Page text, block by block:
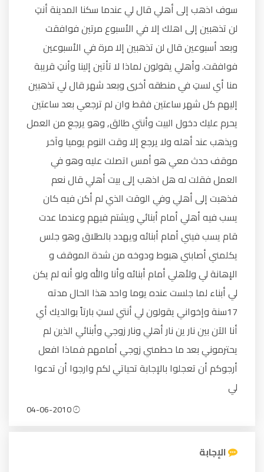
سوف اذهب إلى أهلي قال لي عندما سكنا المدينة أنتِ
لن تذهبين إلى اهلك إلا في الأسبوع مرتين فوافقت
وبعد أسبوعين قال لن تذهبين إلا مرة في الأسبوعين
فوافقت. وأهلي يقولون لماذا لا تأتين إلينا وأنتِ قريبة
منا أي لستِ في منطقه أخرى وبعد شهر قال لي تذهبين
إليهم كل شهر ساعتين فقط وان لم ترجعي بعد ساعتين
يحرم عليك دخول البيت وأنتي طالق, وهو يرجع من العمل
ويذهب عند أهله ولا يرجع إلا وقت النوم يوميا وآخر
موقف حدث معي هو أمس اتصلت عليه وهو في
العمل فقلت له هل اذهب إلى بيت أهلي قال نعم
فذهبت إلى أهلي وفي الوقت الذي لم أكن فيه كان
يسب فيه أهلي أمام أبنائي ويشتم فيهم وعندما عدت
قام يسب فيني أمام أبنائه ويهدد بالطلاق وهو جلس
يكلمني أصابني هبوط ودوخه من شدة الموقف و
الإهانة لي ولأهلي أمام أبنائه وأنا والله ولو أنه لم يكن
لي أبناء لما جلست عنده يوما واحد هذا الحال مدته
17سنة وإخواني يقولون لي أنتي لستِ بارتاً بوالديك أي
أنا الآن بين نار ين نار أهلي ونار زوجي وأبنائي الذين لم
يحترموني بعد ما حطمني زوجي أمامهم فماذا افعل
أرجوكم أن تعجلوا بالإجابة تحياتي لكم وارجوا أن تدعوا
لي
الإجابة